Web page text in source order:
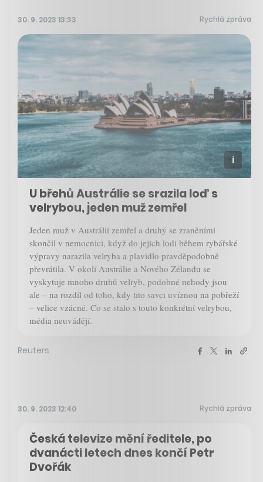
30. 9. 2023 13:33 Rychlá zpráva
U břehů Austrálie se srazila loď s
velrybou, jeden muž zemřel
Jeden muž v Austrálii zemřel a druhý se zraněními
skončil v nemocnici, když do jejich lodi během rybářské
výpravy narazila velryba a plavidlo pravděpodobně
převrátila. V okolí Austrálie a Nového Zélandu se
vyskytuje mnoho druhů velryb, podobné nehody jsou
ale – na rozdíl od toho, kdy tito savci uvíznou na pobřeží
– velice vzácné. Co se stalo s touto konkrétní velrybou,
média neuvádějí.
Reuters
30. 9. 2023 12:40 Rychlá zpráva
Česká televize mění ředitele, po
dvanácti letech dnes končí Petr
Dvořák